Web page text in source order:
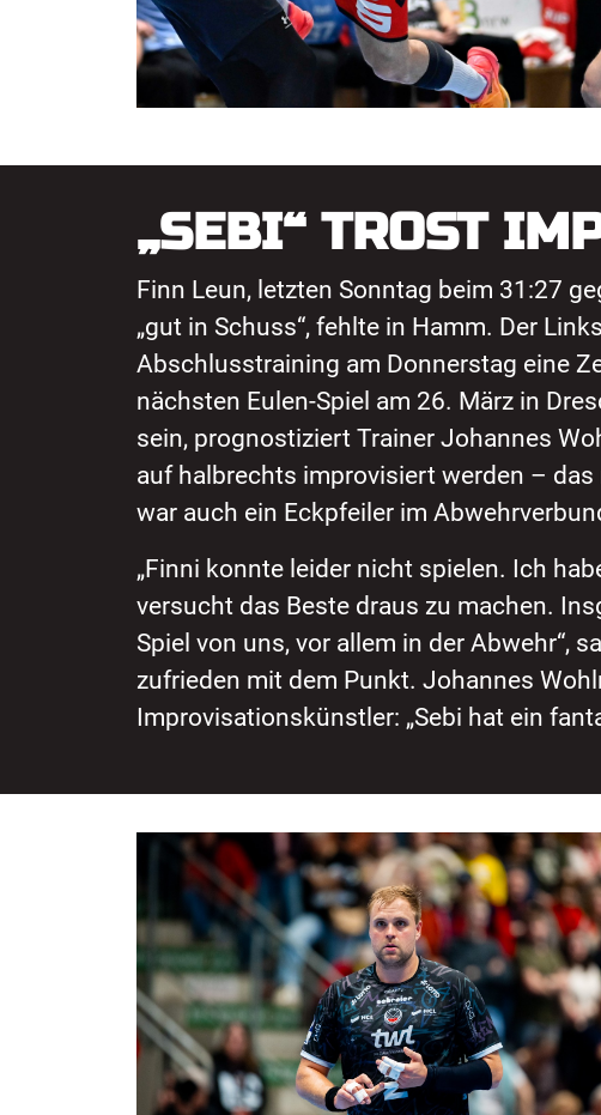
„SEBI“ TROST
Finn Leun, letzten Sonntag beim 31:27
„gut in Schuss“, fehlte in Hamm. Der
Abschlusstraining am Donnerstag eine
nächsten Eulen-Spiel am 26. März in
sein, prognostiziert Trainer Johannes
auf halbrechts improvisiert werden – das
war auch ein Eckpfeiler im
„Finni konnte leider nicht spielen. Ich
versucht das Beste draus zu machen.
Spiel von uns, vor allem in der Abwehr“,
zufrieden mit dem Punkt. Johannes
Improvisationskünstler: „Sebi hat ein